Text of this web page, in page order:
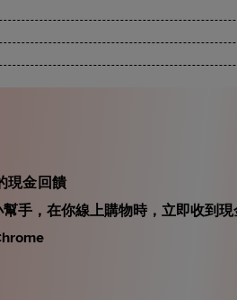
現金回饋
手，在你線上購物時，立即收到現